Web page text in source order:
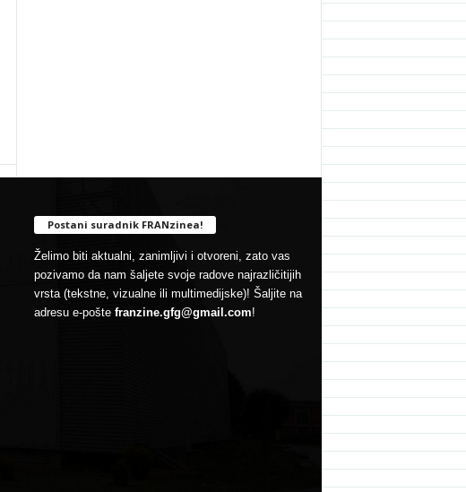
Postani suradnik FRANzinea!
Želimo biti aktualni, zanimljivi i otvoreni, zato vas
pozivamo da nam šaljete svoje radove najrazličitijih
vrsta (tekstne, vizualne ili multimedijske)! Šaljite na
adresu e-pošte franzine.gfg@gmail.com!